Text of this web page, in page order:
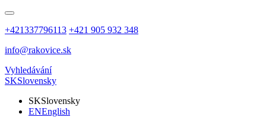
+421337796113 +421 905 932 348
info@rakovice.sk
Vyhledávání
SKSlovensky
SKSlovensky
ENEnglish